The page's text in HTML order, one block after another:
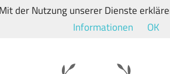
der Nutzung unserer Dienste
Informationen
OK